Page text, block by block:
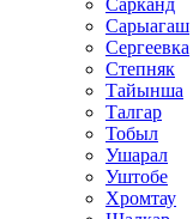
Сарканд
Сарыагаш
Сергеевка
Степняк
Тайынша
Талгар
Тобыл
Ушарал
Уштобе
Хромтау